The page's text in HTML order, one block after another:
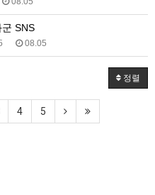
SNS
08.05
정렬
4 5